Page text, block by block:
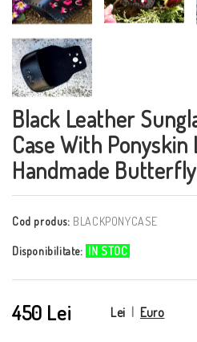
Black Leather
Case With
Handmade Butterfly
Cod produs: BLACKPONYCASE
Disponibilitate: IN STOC
450 Lei Lei Euro